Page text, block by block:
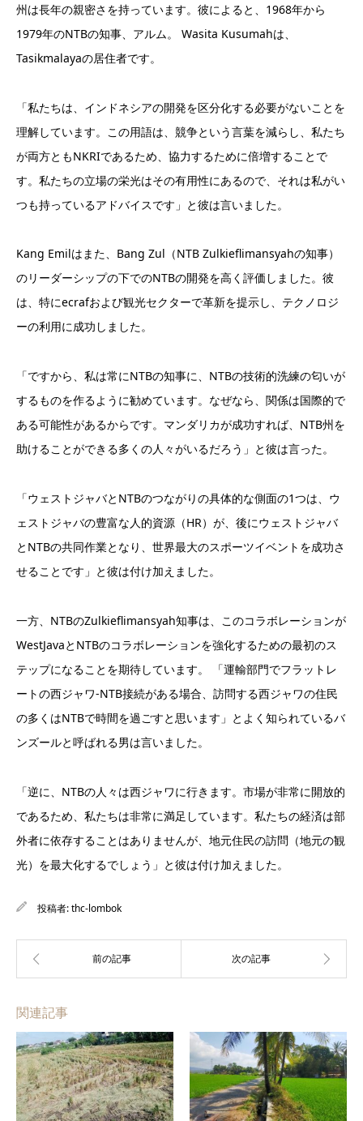
州は長年の親密さを持っています。彼によると、1968年から
1979年のNTBの知事、アルム。 Wasita Kusumahは、
Tasikmalayaの居住者です。
「私たちは、インドネシアの開発を区分化する必要がないことを
理解しています。この用語は、競争という言葉を減らし、私たち
が両方ともNKRIであるため、協力するために倍増することで
す。私たちの立場の栄光はその有用性にあるので、それは私がい
つも持っているアドバイスです」と彼は言いました。
Kang Emilはまた、Bang Zul（NTB Zulkieflimansyahの知事）
のリーダーシップの下でのNTBの開発を高く評価しました。彼
は、特にecrafおよび観光セクターで革新を提示し、テクノロジ
ーの利用に成功しました。
「ですから、私は常にNTBの知事に、NTBの技術的洗練の匂いが
するものを作るように勧めています。なぜなら、関係は国際的で
ある可能性があるからです。マンダリカが成功すれば、NTB州を
助けることができる多くの人々がいるだろう」と彼は言った。
「ウェストジャバとNTBのつながりの具体的な側面の1つは、ウ
ェストジャバの豊富な人的資源（HR）が、後にウェストジャバ
とNTBの共同作業となり、世界最大のスポーツイベントを成功さ
せることです」と彼は付け加えました。
一方、NTBのZulkieflimansyah知事は、このコラボレーションが
WestJavaとNTBのコラボレーションを強化するための最初のス
テップになることを期待しています。 「運輸部門でフラットレ
ートの西ジャワ-NTB接続がある場合、訪問する西ジャワの住民
の多くはNTBで時間を過ごすと思います」とよく知られているバ
ンズールと呼ばれる男は言いました。
「逆に、NTBの人々は西ジャワに行きます。市場が非常に開放的
であるため、私たちは非常に満足しています。私たちの経済は部
外者に依存することはありませんが、地元住民の訪問（地元の観
光）を最大化するでしょう」と彼は付け加えました。
投稿者:thc-lombok
関連記事